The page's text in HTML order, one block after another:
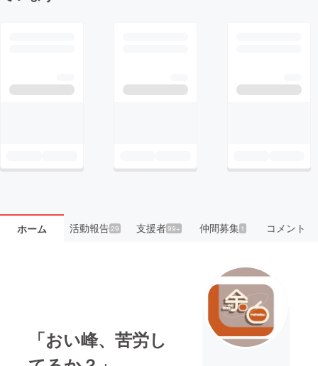
ホーム 活動報告29 支援者99+ 仲間募集 1 コメント
「おい峰、苦労し